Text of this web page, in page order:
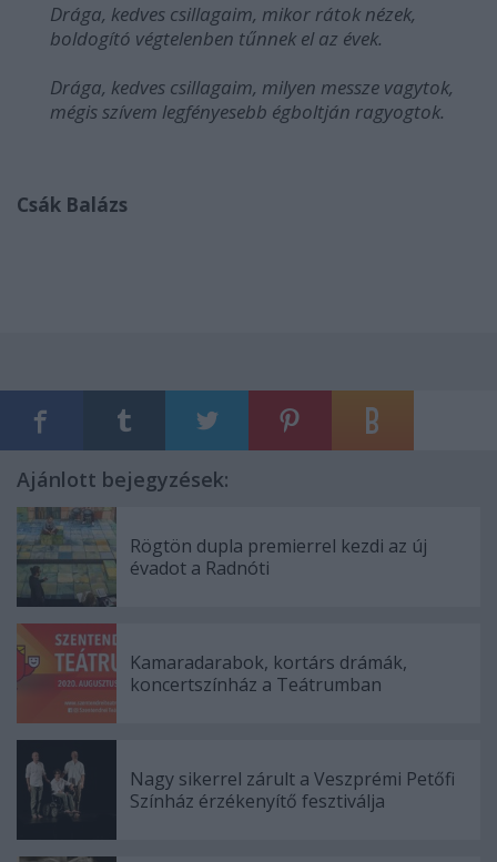
Drága, kedves csillagaim, mikor rátok nézek,
boldogító végtelenben tűnnek el az évek.
Drága, kedves csillagaim, milyen messze vagytok,
mégis szívem legfényesebb égboltján ragyogtok.
Csák Balázs
Ajánlott bejegyzések:
Rögtön dupla premierrel kezdi az új
évadot a Radnóti
Kamaradarabok, kortárs drámák,
koncertszínház a Teátrumban
Nagy sikerrel zárult a Veszprémi Petőfi
Színház érzékenyítő fesztiválja